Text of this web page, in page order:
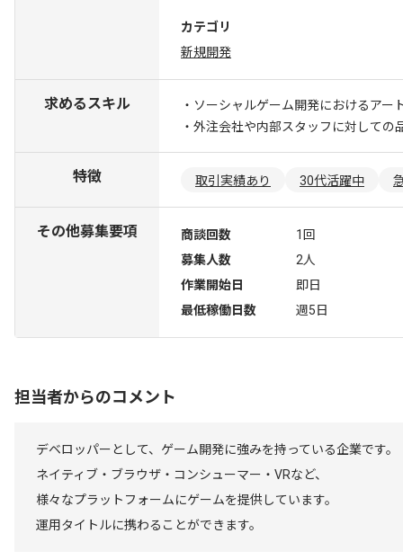
カテゴリ
新規開発
求めるスキル
・ソーシャルゲーム開発におけるアー
・外注会社や内部スタッフに対しての
特徴 取引実績あり 30代活躍中
その他募集要項 商談回数
1回
募集人数
2人
作業開始日
即日
最低稼働日数
週5日
担当者からのコメント
デベロッパーとして、ゲーム開発に強みを持っている企業です。
ネイティブ・ブラウザ・コンシューマー・VRなど、
様々なプラットフォームにゲームを提供しています。
運用タイトルに携わることができます。